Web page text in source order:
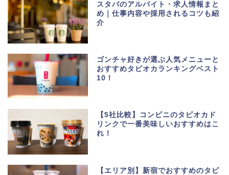
スタバのアルバイト・求人情報まと
め｜仕事内容や採用されるコツも紹
介
ゴンチャ好きが選ぶ人気メニューと
おすすめタピオカランキングベスト
10！
【5社比較】コンビニのタピオカド
リンクで一番美味しいおすすめはこ
れ！
【エリア別】新宿でおすすめのタピ